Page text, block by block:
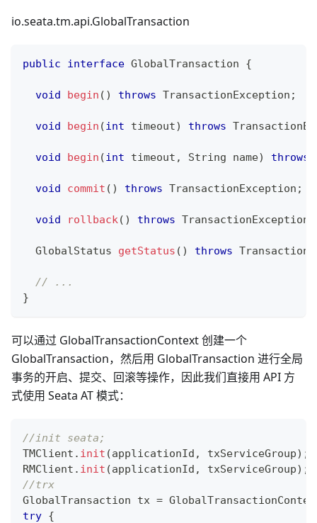
io.seata.tm.api.GlobalTransaction
public interface GlobalTransaction {
void begin ( ) throws TransactionException ;
void begin (int timeout) throws
void begin (int timeout , String name) throws
void commit ( ) throws TransactionException ;
void rollback( ) throws TransactionException
GlobalStatus getStatus ( ) throws
// ...
}
可以通过 GlobalTransactionContext 创建一个
GlobalTransaction，然后用 GlobalTransaction 进行全局
事务的开启、提交、回滚等操作，因此我们直接用 API 方
式使用 Seata AT 模式：
//init seata;
TMClient . init (applicationId , txServiceGroup) ;
RMClient . init (applicationId , txServiceGroup) ;
//trx
GlobalTransaction tx =
try {